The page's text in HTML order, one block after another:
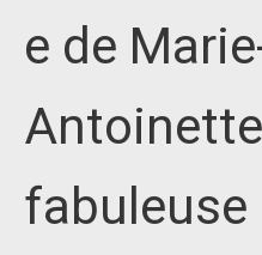
e de
fabuleuse